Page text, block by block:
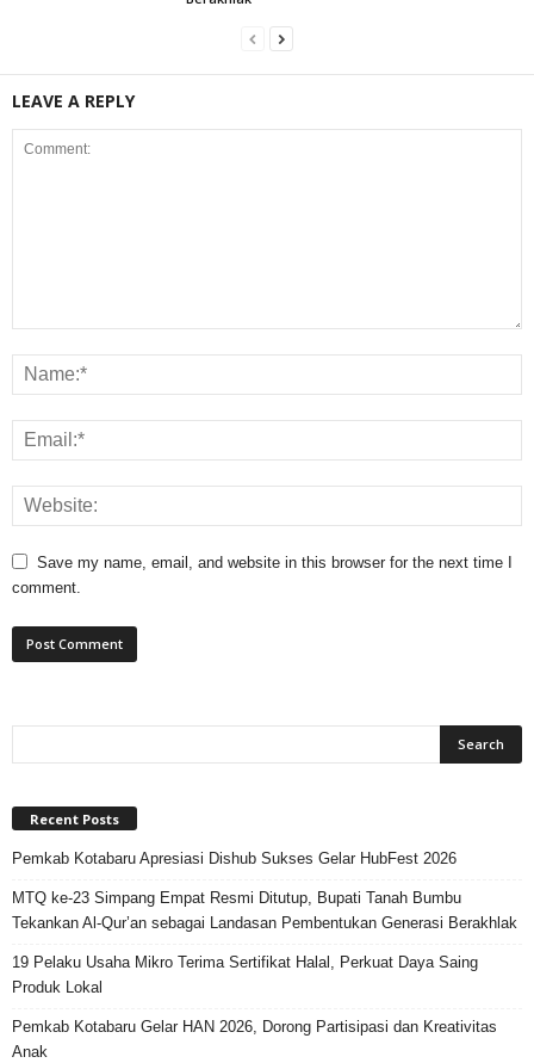
LEAVE A REPLY
Save my name, email, and website in this browser for the next time I
comment.
Recent Posts
Pemkab Kotabaru Apresiasi Dishub Sukses Gelar HubFest 2026
MTQ ke-23 Simpang Empat Resmi Ditutup, Bupati Tanah Bumbu
Tekankan Al-Qur’an sebagai Landasan Pembentukan Generasi Berakhlak
19 Pelaku Usaha Mikro Terima Sertifikat Halal, Perkuat Daya Saing
Produk Lokal
Pemkab Kotabaru Gelar HAN 2026, Dorong Partisipasi dan Kreativitas
Anak